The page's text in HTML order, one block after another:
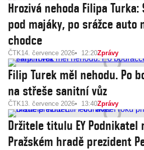
Hrozivá nehoda Filipa
pod majáky, po srážce auto
chodce
ČTK14. července 2026 12:20Zprávy
Filip Turek měl nehodu. Po
na střeše sanitní vůz
ČTK13. července 2026 13:40Zprávy
Držitele titulu EY
Pražském hradě prezident